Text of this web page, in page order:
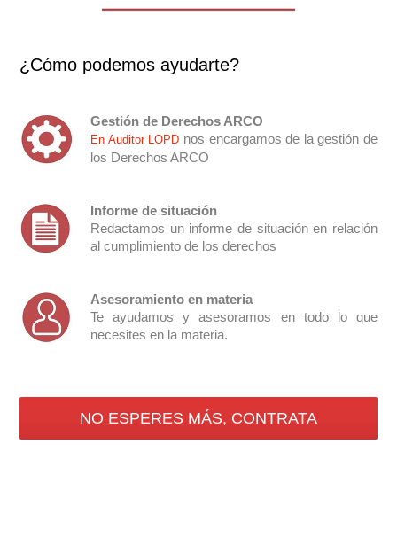
¿Cómo podemos ayudarte?
Gestión de Derechos ARCO
En Auditor LOPD nos encargamos de la gestión de
los Derechos ARCO
Informe de situación
Redactamos un informe de situación en relación
al cumplimiento de los derechos
Asesoramiento en materia
Te ayudamos y asesoramos en todo lo que
necesites en la materia.
NO ESPERES MÁS, CONTRATA